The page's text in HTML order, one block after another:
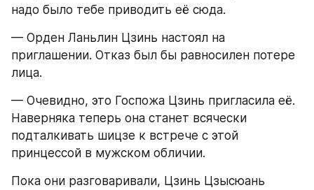
надо было тебе приводить её сюда.
— Орден Ланьлин Цзинь настоял на
приглашении. Отказ был бы равносилен потере
лица.
— Очевидно, это Госпожа Цзинь пригласила её.
Наверняка теперь она станет всячески
подталкивать шицзе к встрече с этой
принцессой в мужском обличии.
Пока они разговаривали, Цзинь Цзысюань